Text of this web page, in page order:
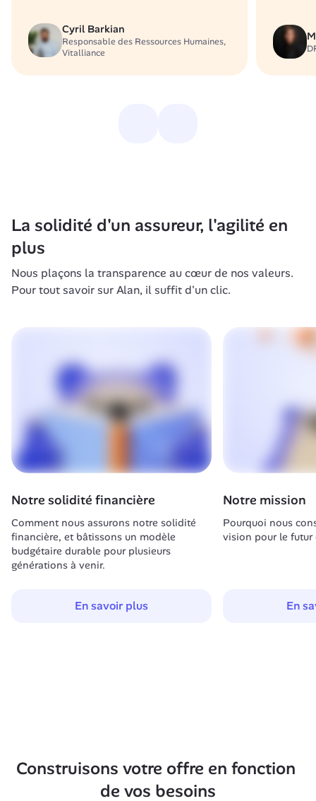
Cyril Barkian
Responsable des Ressources Humaines,
Vitalliance
La solidité d'un assureur, l'agilité en
plus
Nous plaçons la transparence au cœur de nos valeurs.
Pour tout savoir sur Alan, il suffit d'un clic.
Notre solidité financière
Comment nous assurons notre solidité
financière, et bâtissons un modèle
budgétaire durable pour plusieurs
générations à venir.
En savoir plus
Notre mission
Pourquoi nous
vision pour le futur
En
Construisons votre offre en fonction
de vos besoins